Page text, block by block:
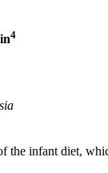
4
the infant diet,